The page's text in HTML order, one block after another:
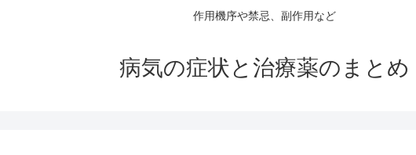
作用機序や禁忌、副作用など
病気の症状と治療薬のまとめ